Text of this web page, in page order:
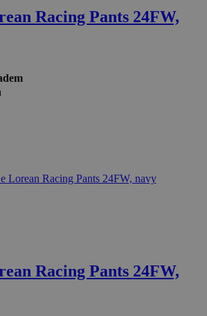
Racing Pants 24FW,
Racing Pants 24FW,